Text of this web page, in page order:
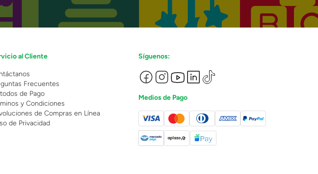
al Cliente
Frecuentes
de Pago
y Condiciones
de Compras en Línea
de Privacidad
Síguenos:
Medios de Pago